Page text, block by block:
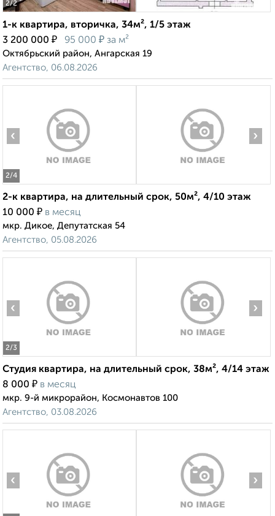
2/2
1-к квартира, вторичка, 34м², 1/5 этаж
3 200 000 ₽ 95 000 ₽ за м²
Октябрьский район, Ангарская 19
Агентство, 06.08.2026
2/4
‹ ›
2-к квартира, на длительный срок, 50м², 4/10 этаж
10 000 ₽ в месяц
мкр. Дикое, Депутатская 54
Агентство, 05.08.2026
2/3
‹ ›
Студия квартира, на длительный срок, 38м², 4/14 этаж
8 000 ₽ в месяц
мкр. 9-й микрорайон, Космонавтов 100
Агентство, 03.08.2026
‹ ›